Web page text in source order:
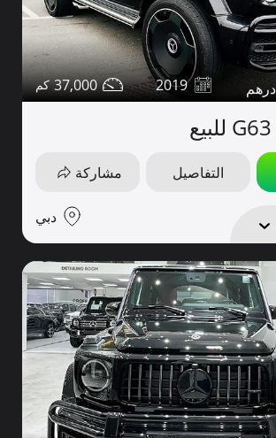
2019
37,000
التفاصيل مشاركة
دبي